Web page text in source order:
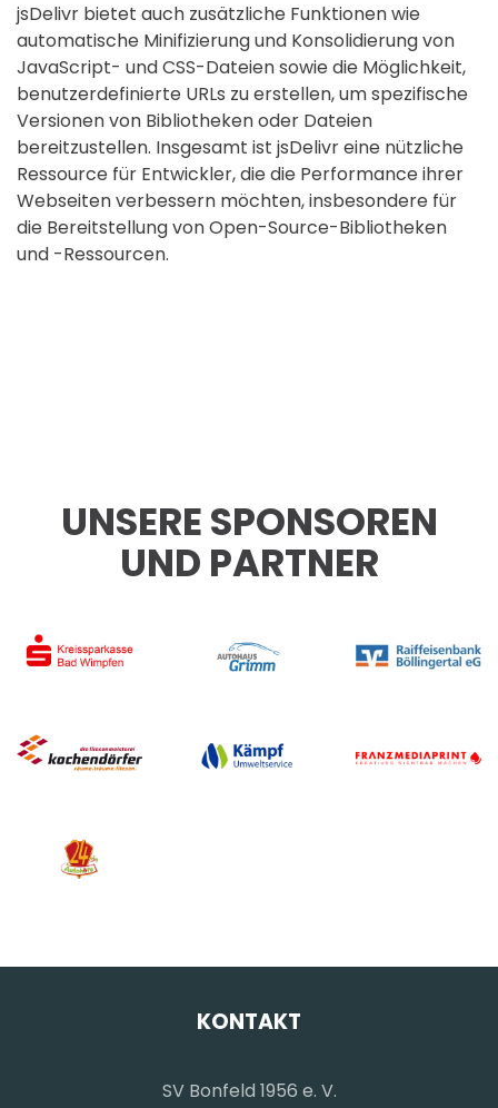
jsDelivr bietet auch zusätzliche Funktionen wie
automatische Minifizierung und Konsolidierung von
JavaScript- und CSS-Dateien sowie die Möglichkeit,
benutzerdefinierte URLs zu erstellen, um spezifische
Versionen von Bibliotheken oder Dateien
bereitzustellen. Insgesamt ist jsDelivr eine nützliche
Ressource für Entwickler, die die Performance ihrer
Webseiten verbessern möchten, insbesondere für
die Bereitstellung von Open-Source-Bibliotheken
und -Ressourcen.
UNSERE SPONSOREN
UND PARTNER
KONTAKT
SV Bonfeld 1956 e. V.